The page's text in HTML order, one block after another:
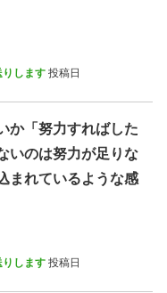
りします 投稿日
か「努力すればした
いのは努力が足りな
まれているような感
りします 投稿日